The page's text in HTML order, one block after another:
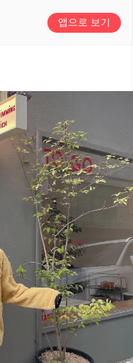
앱으로 보기